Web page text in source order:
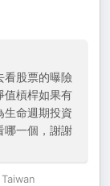
看股票的曝險
值槓桿如果有
生命週期投資
哪一個，謝謝
Taiwan